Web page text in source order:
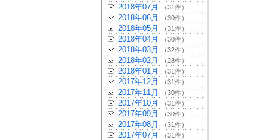
2018年07月 （31件）
2018年06月 （30件）
2018年05月 （31件）
2018年04月 （30件）
2018年03月 （32件）
2018年02月 （28件）
2018年01月 （31件）
2017年12月 （31件）
2017年11月 （30件）
2017年10月 （31件）
2017年09月 （30件）
2017年08月 （31件）
2017年07月 （31件）